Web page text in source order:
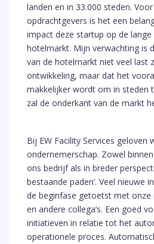
landen en in 33.000 steden.
opdrachtgevers is het een
impact deze startup op de
hotelmarkt. Mijn verwachting is
van de hotelmarkt niet veel last
ontwikkeling, maar dat het
makkelijker wordt om in steden
zal de onderkant van de markt
Bij EW Facility Services geloven
ondernemerschap. Zowel
ons bedrijf als in breder
bestaande paden’. Veel nieuwe
de beginfase getoetst met
en andere collega’s. Een goed
initiatieven in relatie tot het
operationele proces.